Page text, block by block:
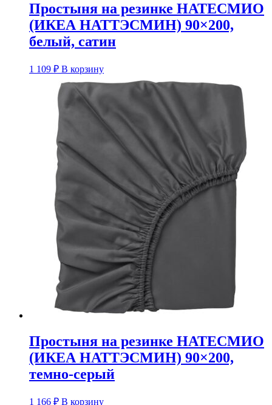
Простыня на резинке НАТЕСМИО
(ИКЕА НАТТЭСМИН) 90×200,
белый, сатин
1 109 ₽ В корзину
Простыня на резинке НАТЕСМИО
(ИКЕА НАТТЭСМИН) 90×200,
темно-серый
1 166 ₽ В корзину